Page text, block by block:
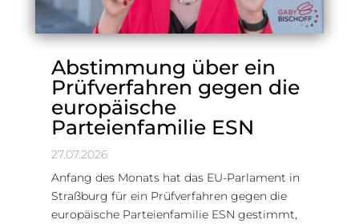
Abstimmung über ein
Prüfverfahren gegen die
europäische
Parteienfamilie ESN
27.07.2026
Anfang des Monats hat das EU-Parlament in
Straßburg für ein Prüfverfahren gegen die
europäische Parteienfamilie ESN gestimmt,